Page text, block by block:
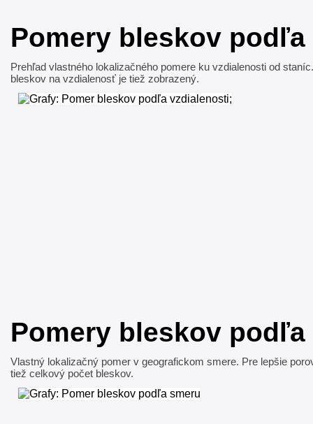
Pomery bleskov
Prehľad vlastného lokalizačného pomere ku vzdialenosti od
bleskov na vzdialenosť je tiež zobrazený.
Pomery bleskov podľa
Vlastný lokalizačný pomer v geografickom smere. Pre lepšie
tiež celkový počet bleskov.